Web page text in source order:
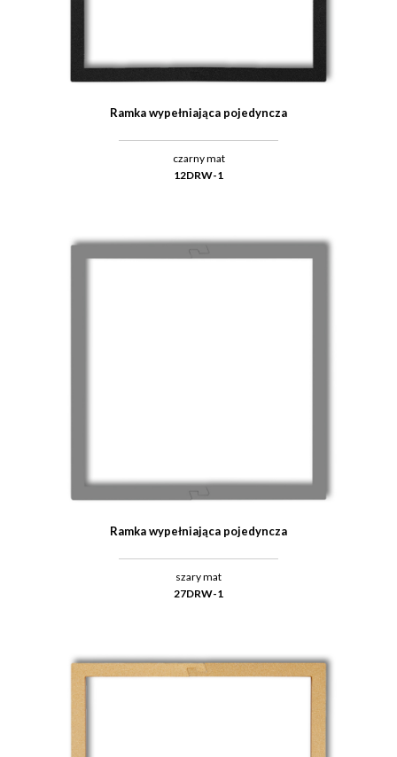
Ramka wypełniająca pojedyncza
czarny mat
12DRW-1
Ramka wypełniająca pojedyncza
szary mat
27DRW-1